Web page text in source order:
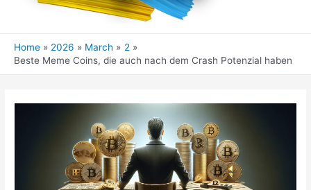
Home 2026 March
2
Beste Meme Coins, die auch nach dem Crash Potenzial haben